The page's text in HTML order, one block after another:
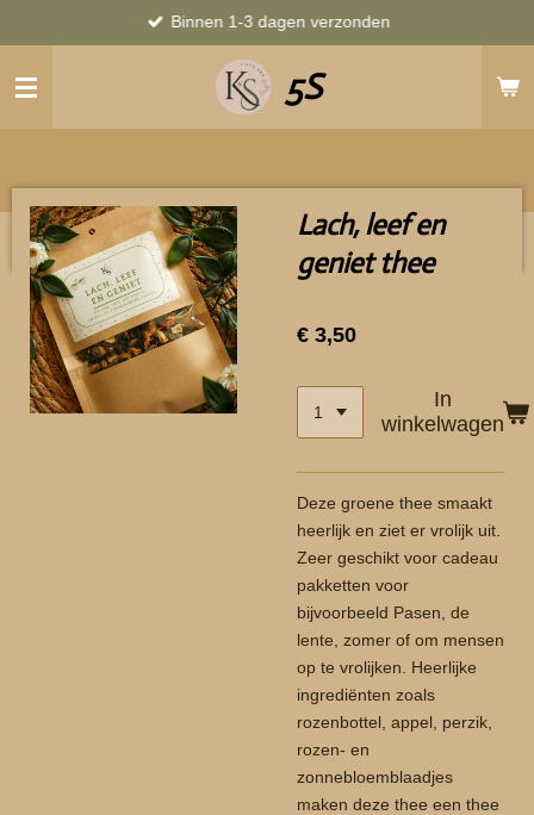
direct
naar
hoofdinhoud
5S
Binnen 1-3 dagen verzonden
Lach, leef en
geniet thee
€ 3,50
In
winkelwagen
Deze groene thee smaakt
heerlijk en ziet er vrolijk uit.
Zeer geschikt voor cadeau
pakketten voor
bijvoorbeeld Pasen, de
lente, zomer of om mensen
op te vrolijken. Heerlijke
ingrediënten zoals
rozenbottel, appel, perzik,
rozen- en
zonnebloemblaadjes
maken deze thee een thee